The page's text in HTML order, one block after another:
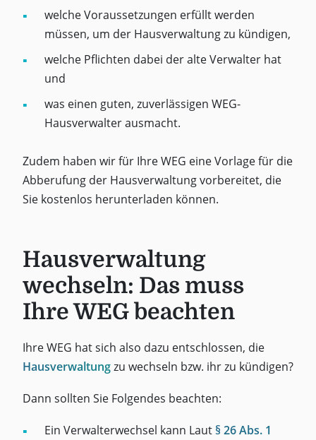
welche Voraussetzungen erfüllt werden
müssen, um der Hausverwaltung zu kündigen,
welche Pflichten dabei der alte Verwalter hat
und
was einen guten, zuverlässigen WEG-
Hausverwalter ausmacht.
Zudem haben wir für Ihre WEG eine Vorlage für die
Abberufung der Hausverwaltung vorbereitet, die
Sie kostenlos herunterladen können.
Hausverwaltung
wechseln: Das muss
Ihre WEG beachten
Ihre WEG hat sich also dazu entschlossen, die
Hausverwaltungzu wechseln bzw. ihr zu kündigen?
Dann sollten Sie Folgendes beachten:
Ein Verwalterwechsel kann Laut § 26 Abs. 1